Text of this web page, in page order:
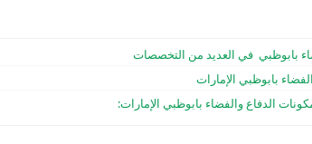
بابوظبي في العديد من التخصصات
بابوظبي الإمارات
الدفاع والفضاء بابوظبي الإمارات: